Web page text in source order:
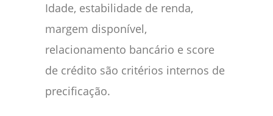
Idade, estabilidade de renda,
margem disponível,
relacionamento bancário e score
de crédito são critérios internos de
precificação.